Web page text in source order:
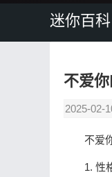
迷你百科
不爱
2025-02-
不爱你
1. 性格